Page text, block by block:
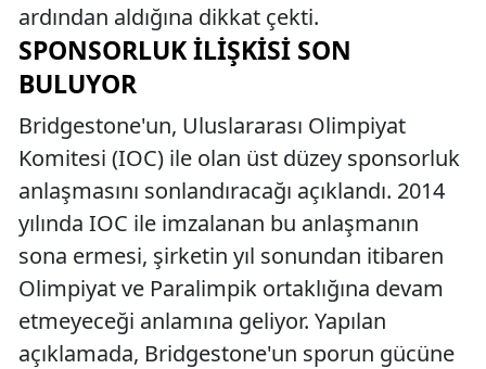
ardından aldığına dikkat çekti.
SPONSORLUK İLIŞKISI SON
BULUYOR
Bridgestone'un, Uluslararası Olimpiyat
Komitesi (IOC) ile olan üst düzey sponsorluk
anlaşmasını sonlandıracağı açıklandı. 2014
yılında IOC ile imzalanan bu anlaşmanın
sona ermesi, şirketin yıl sonundan itibaren
Olimpiyat ve Paralimpik ortaklığına devam
etmeyeceği anlamına geliyor. Yapılan
açıklamada, Bridgestone'un sporun gücüne